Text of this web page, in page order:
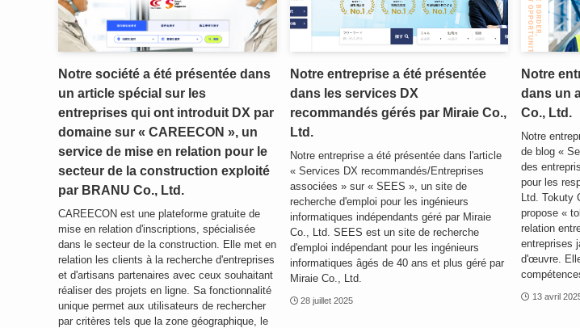
Notre société a été présentée dans
un article spécial sur les
entreprises qui ont introduit DX par
domaine sur « CAREECON », un
service de mise en relation pour le
secteur de la construction exploité
par BRANU Co., Ltd.
CAREECON est une plateforme gratuite de
mise en relation d'inscriptions, spécialisée
dans le secteur de la construction. Elle met en
relation les clients à la recherche d'entreprises
et d'artisans partenaires avec ceux souhaitant
réaliser des projets en ligne. Sa fonctionnalité
unique permet aux utilisateurs de rechercher
par critères tels que la zone géographique, le
Notre entreprise a été présentée
dans les services DX
recommandés gérés par Miraie Co.,
Ltd.
Notre entreprise a été présentée dans l'article
« Services DX recommandés/Entreprises
associées » sur « SEES », un site de
recherche d'emploi pour les ingénieurs
informatiques indépendants géré par Miraie
Co., Ltd. SEES est un site de recherche
d'emploi indépendant pour les ingénieurs
informatiques âgés de 40 ans et plus géré par
Miraie Co., Ltd.
28 juillet 2025
Notre
dans un
Co., Ltd.
Notre
de blog «
des
pour les
Ltd. Tokuty
propose «
relation
entreprises
d'œuvre.
13 avril